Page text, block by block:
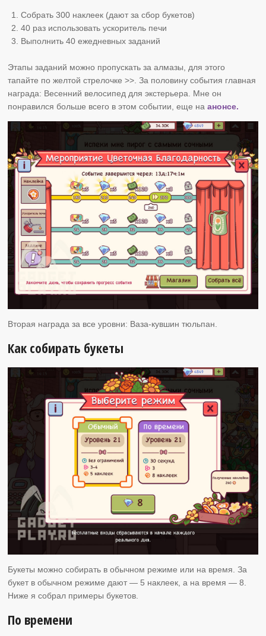
Собрать 300 наклеек (дают за сбор букетов)
40 раз использовать ускоритель печи
Выполнить 40 ежедневных заданий
Этапы заданий можно пропускать за алмазы, для этого
тапайте по желтой стрелочке >>. За половину события главная
награда: Весенний велосипед для экстерьера. Мне он
понравился больше всего в этом событии, еще наанонсе.
Вторая награда за все уровни: Ваза-кувшин тюльпан.
Как собирать букеты
Букеты можно собирать в обычном режиме или на время. За
букет в обычном режиме дают — 5 наклеек, а на время — 8.
Ниже я собрал примеры букетов.
По времени